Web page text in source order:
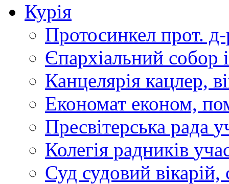
Курія
Протосинкел прот.
Єпархіальний собор
Канцелярія кацлер,
Економат економ,
Пресвітерська рада
Колегія радників
Суд судовий вікарій,